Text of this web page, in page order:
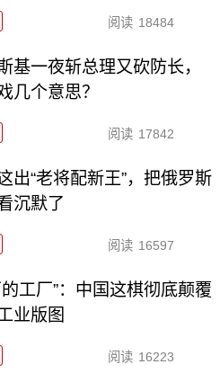
阅读 18484
基一夜斩总理又砍防长，
几个意思？
阅读 17842
出“老将配新王”，把俄罗斯
沉默了
阅读 16597
的工厂”：中国这棋彻底颠覆
业版图
阅读 16223